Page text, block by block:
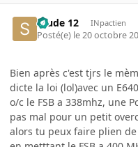
Stude 12 INpactien
Posté(e) le 20 octobre
Bien après c'est tjrs le
dicte la loi (lol)avec un
o/c le FSB a 338mhz, une
pas mal pour un petit
alors tu peux faire plien